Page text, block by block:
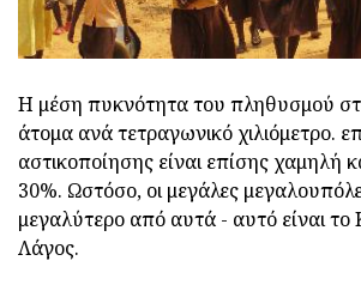
Η μέση πυκνότητα του πληθυσμού
άτομα ανά τετραγωνικό χιλιόμετρο.
αστικοποίησης είναι επίσης χαμηλή
30%. Ωστόσο, οι μεγάλες
μεγαλύτερο από αυτά - αυτό είναι το
Λάγος.